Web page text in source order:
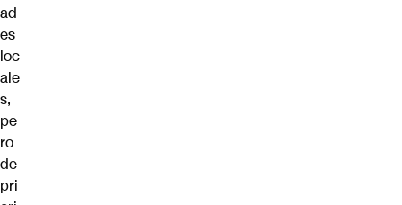
ad
es
loc
ale
s,
pe
ro
de
pri